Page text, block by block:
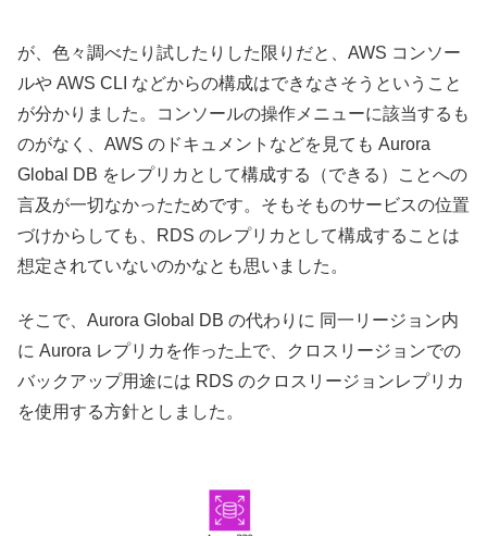
が、色々調べたり試したりした限りだと、AWS コンソー
ルや AWS CLI などからの構成はできなさそうということ
が分かりました。コンソールの操作メニューに該当するも
のがなく、AWS のドキュメントなどを見ても Aurora
Global DB をレプリカとして構成する（できる）ことへの
言及が一切なかったためです。そもそものサービスの位置
づけからしても、RDS のレプリカとして構成することは
想定されていないのかなとも思いました。
そこで、Aurora Global DB の代わりに 同一リージョン内
に Aurora レプリカを作った上で、クロスリージョンでの
バックアップ用途には RDS のクロスリージョンレプリカ
を使用する方針としました。